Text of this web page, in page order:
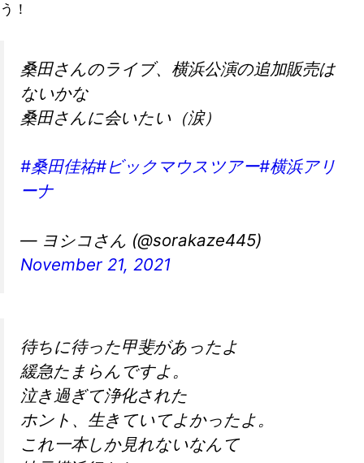
う！
桑田さんのライブ、横浜公演の追加販売は
ないかな
桑田さんに会いたい（涙）
#桑田佳祐#ビックマウスツアー#横浜アリ
ーナ
— ヨシコさん (@sorakaze445)
November 21, 2021
待ちに待った甲斐があったよ
緩急たまらんですよ。
泣き過ぎて浄化された
ホント、生きていてよかったよ。
これ一本しか見れないなんて